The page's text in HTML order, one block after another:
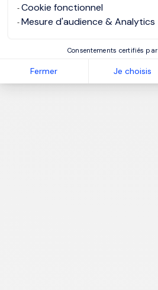
Cookie fonctionnel
Mesure d'audience & Analytics
Consentements certifiés par
Fermer Je choisis